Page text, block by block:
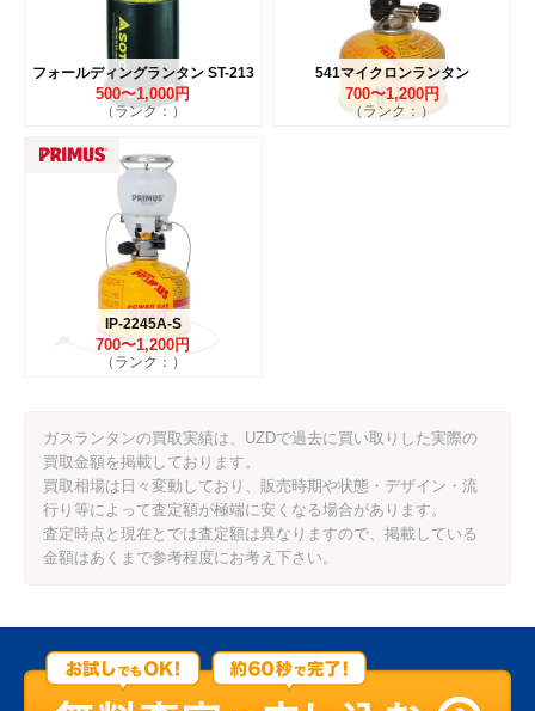
フォールディングランタン ST-213
500〜1,000円
（ランク：）
541マイクロンランタン
700〜1,200円
（ランク：）
IP-2245A-S
700〜1,200円
（ランク：）
ガスランタンの買取実績は、UZDで過去に買い取りした実際の
買取金額を掲載しております。
買取相場は日々変動しており、販売時期や状態・デザイン・流
行り等によって査定額が極端に安くなる場合があります。
査定時点と現在とでは査定額は異なりますので、掲載している
金額はあくまで参考程度にお考え下さい。